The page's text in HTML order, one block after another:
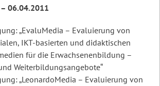
06.04.2011
„EvaluMedia – Evaluierung von
IKT-basierten und didaktischen
für die Erwachsenenbildung –
Weiterbildungsangebote“
„LeonardoMedia – Evaluierung von